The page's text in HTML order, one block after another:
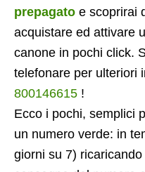
prepagato e scoprirai
acquistare ed attivare
canone in pochi click.
telefonare per ulteriori
800146615 !
Ecco i pochi, semplici
un numero verde: in
giorni su 7)